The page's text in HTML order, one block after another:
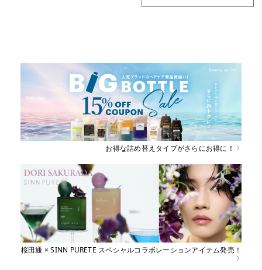
お得な詰め替えタイプがさらにお得に！
桜田通 × SINN PURETE スペシャルコラボレーションアイテム発売！